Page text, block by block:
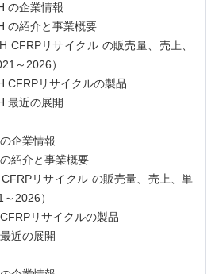
H の企業情報
H の紹介と事業概要
～2026）
H CFRPリサイクルの製品
H 最近の展開
の企業情報
の紹介と事業概要
2026）
CFRPリサイクルの製品
最近の展開